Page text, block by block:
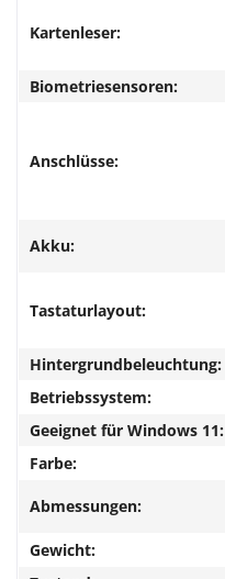
Kartenleser:
Biometriesensoren:
Anschlüsse:
Akku:
Tastaturlayout:
Hintergrundbeleuchtung:
Betriebssystem:
Geeignet für Windows 11:
Farbe:
Abmessungen:
Gewicht: